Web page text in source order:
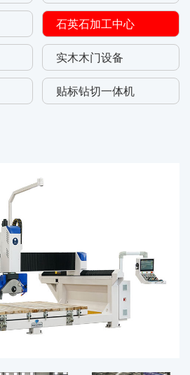
石英石加工中心
实木木门设备
贴标钻切一体机